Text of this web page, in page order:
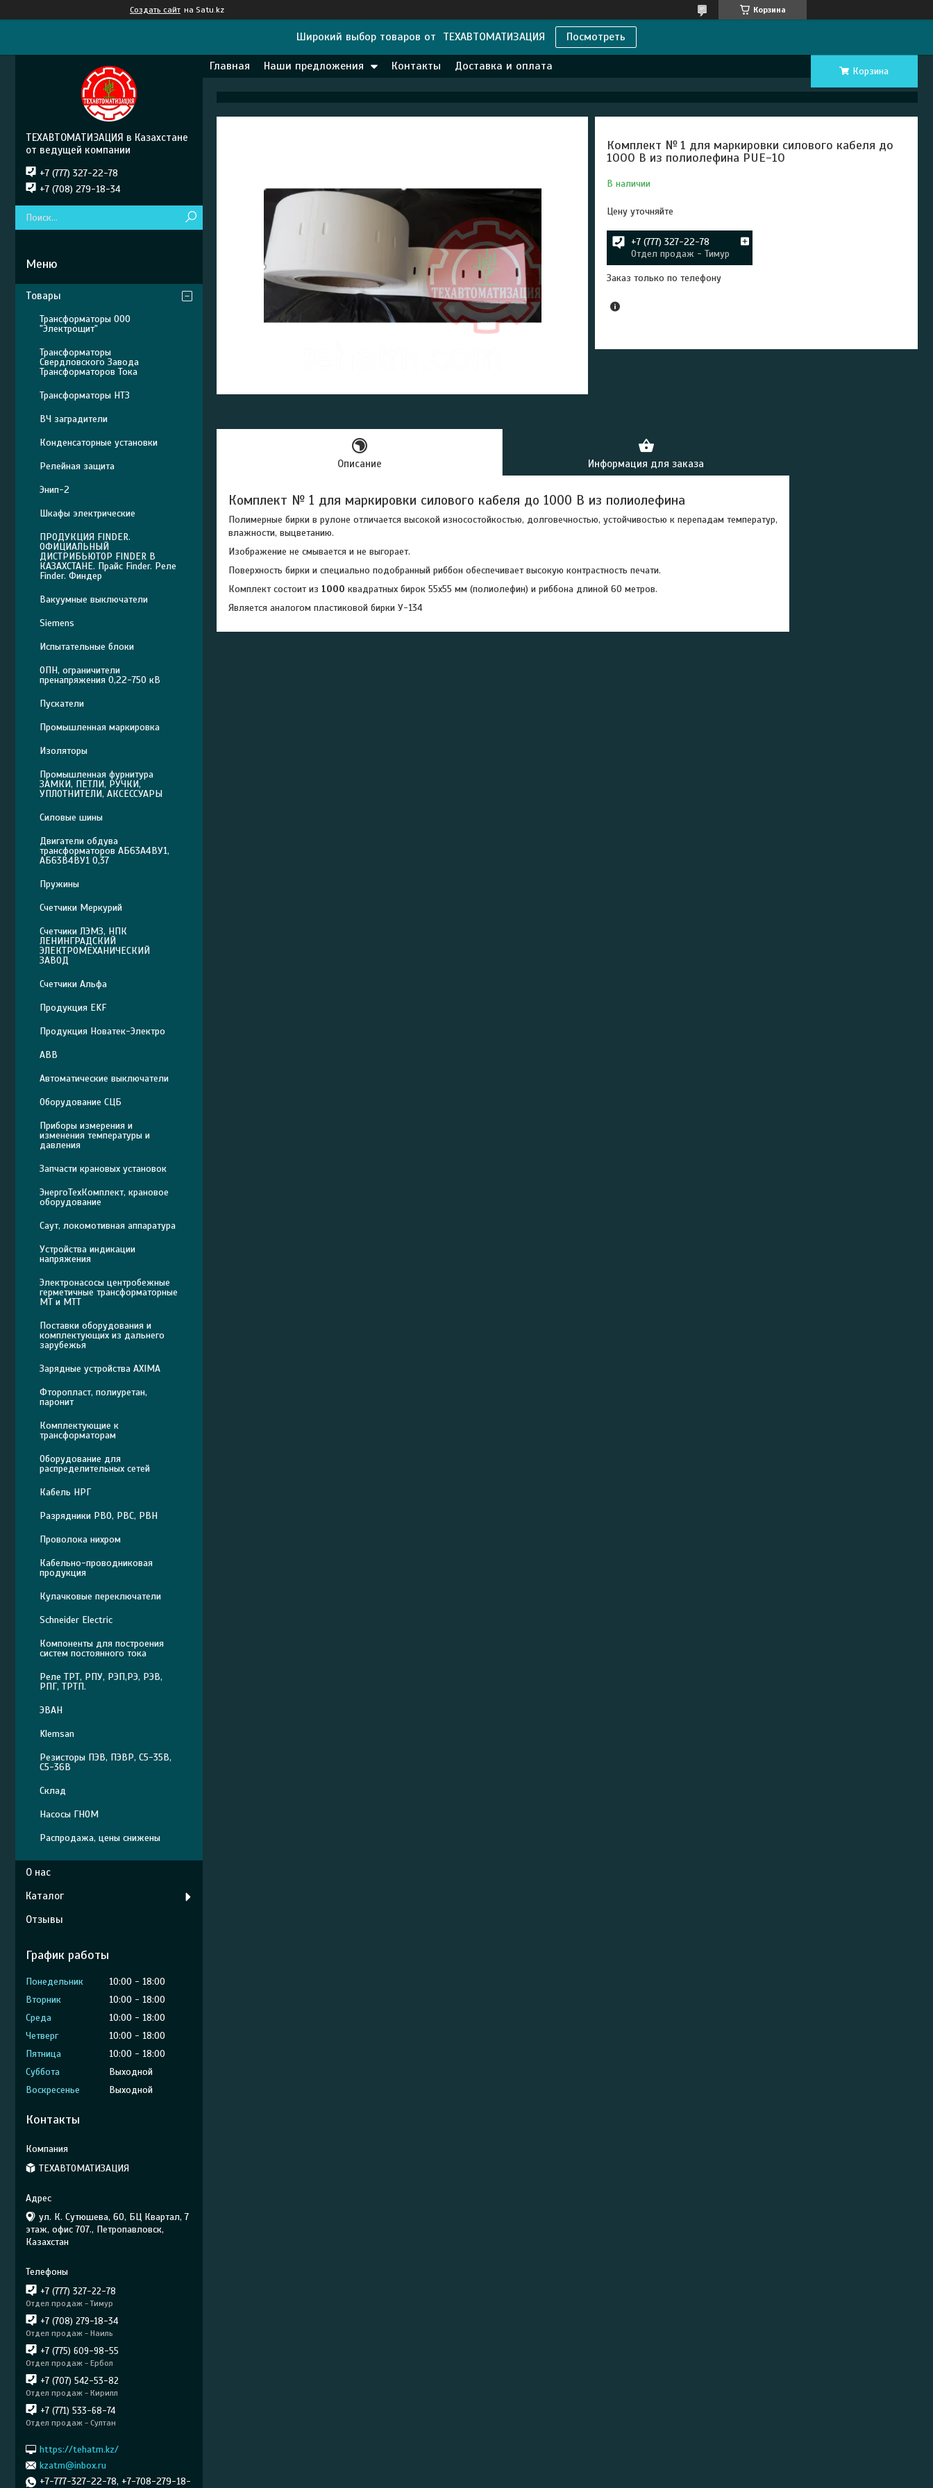
Создать сайт на Satu.kz Корзина
Широкий выбор товаров от ТЕХАВТОМАТИЗАЦИЯ Посмотреть
Главная Наши предложения Контакты Доставка и оплата Корзина
Комплект № 1 для маркировки силового кабеля до
1000 В из полиолефина PUE-10
В наличии
Цену уточняйте
+7 (777) 327-22-78
Отдел продаж - Тимур
Заказ только по телефону
Описание Информация для заказа
Комплект № 1 для маркировки силового кабеля до 1000 В из полиолефина
Полимерные бирки в рулоне отличается высокой износостойкостью, долговечностью, устойчивостью к перепадам температур,
влажности, выцветанию.
Изображение не смывается и не выгорает.
Поверхность бирки и специально подобранный риббон обеспечивает высокую контрастность печати.
Комплект состоит из 1000 квадратных бирок 55х55 мм (полиолефин) и риббона длиной 60 метров.
Является аналогом пластиковой бирки У-134
ТЕХАВТОМАТИЗАЦИЯ в Казахстане
от ведущей компании
+7 (777) 327-22-78
+7 (708) 279-18-34
Товары
Трансформаторы ООО
"Электрощит"
Трансформаторы
Свердловского Завода
Трансформаторов Тока
Трансформаторы НТЗ
ВЧ заградители
Конденсаторные установки
Релейная защита
Энип-2
Шкафы электрические
ПРОДУКЦИЯ FINDER.
ОФИЦИАЛЬНЫЙ
ДИСТРИБЬЮТОР FINDER В
КАЗАХСТАНЕ. Прайс Finder. Реле
Finder. Финдер
Вакуумные выключатели
Siemens
Испытательные блоки
ОПН, ограничители
пренапряжения 0,22-750 кВ
Пускатели
Промышленная маркировка
Изоляторы
Промышленная фурнитура
ЗАМКИ, ПЕТЛИ, РУЧКИ,
УПЛОТНИТЕЛИ, АКСЕССУАРЫ
Силовые шины
Двигатели обдува
трансформаторов АБ63А4ВУ1,
АБ63В4ВУ1 0,37
Пружины
Счетчики Меркурий
Счетчики ЛЭМЗ, НПК
ЛЕНИНГРАДСКИЙ
ЭЛЕКТРОМЕХАНИЧЕСКИЙ
ЗАВОД
Счетчики Альфа
Продукция EKF
Продукция Новатек-Электро
ABB
Автоматические выключатели
Оборудование СЦБ
Приборы измерения и
изменения температуры и
давления
Запчасти крановых установок
ЭнергоТехКомплект, крановое
оборудование
Саут, локомотивная аппаратура
Устройства индикации
напряжения
Электронасосы центробежные
герметичные трансформаторные
МТ и МТТ
Поставки оборудования и
комплектующих из дальнего
зарубежья
Зарядные устройства AXIMA
Фторопласт, полиуретан,
паронит
Комплектующие к
трансформаторам
Оборудование для
распределительных сетей
Кабель НРГ
Разрядники РВО, РВС, РВН
Проволока нихром
Кабельно-проводниковая
продукция
Кулачковые переключатели
Schneider Electric
Компоненты для построения
систем постоянного тока
Реле ТРТ, РПУ, РЭП,РЭ, РЭВ,
РПГ, ТРТП.
ЭВАН
Klemsan
Резисторы ПЭВ, ПЭВР, С5-35В,
С5-36В
Склад
Насосы ГНОМ
Распродажа, цены снижены
О нас
Каталог
Отзывы
График работы
Понедельник 10:00
18:00
Вторник
10:00
18:00
Среда
10:00
18:00
Четверг
10:00
18:00
Пятница
10:00
18:00
Суббота
Выходной
Воскресенье
Выходной
Контакты
ТЕХАВТОМАТИЗАЦИЯ
ул. К. Сутюшева, 60, БЦ Квартал, 7
этаж, офис 707., Петропавловск,
Казахстан
+7 (777) 327-22-78
Отдел продаж - Тимур
+7 (708) 279-18-34
Отдел продаж - Наиль
+7 (775) 609-98-55
Отдел продаж - Ербол
+7 (707) 542-53-82
Отдел продаж - Кирилл
+7 (771) 533-68-74
Отдел продаж - Султан
https://tehatm.kz/
kzatm@inbox.ru
+7-777-327-22-78, +7-708-279-18-